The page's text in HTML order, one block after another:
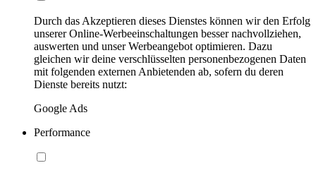
Durch das Akzeptieren dieses Dienstes können wir den Erfolg
unserer Online-Werbeeinschaltungen besser nachvollziehen,
auswerten und unser Werbeangebot optimieren. Dazu
gleichen wir deine verschlüsselten personenbezogenen Daten
mit folgenden externen Anbietenden ab, sofern du deren
Dienste bereits nutzt:
Google Ads
Performance